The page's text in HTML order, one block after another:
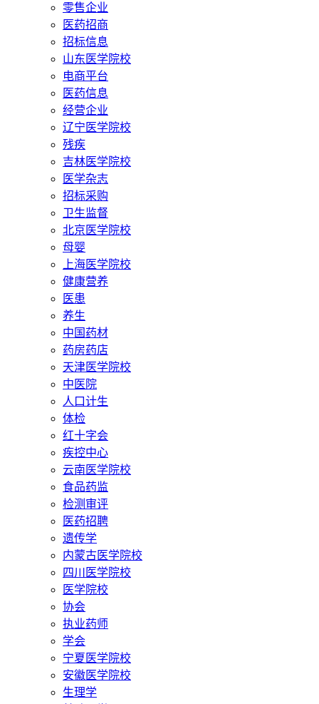
零售企业
医药招商
招标信息
山东医学院校
电商平台
医药信息
经营企业
辽宁医学院校
残疾
吉林医学院校
医学杂志
招标采购
卫生监督
北京医学院校
母婴
上海医学院校
健康营养
医患
养生
中国药材
药房药店
天津医学院校
中医院
人口计生
体检
红十字会
疾控中心
云南医学院校
食品药监
检测审评
医药招聘
遗传学
内蒙古医学院校
四川医学院校
医学院校
协会
执业药师
学会
宁夏医学院校
安徽医学院校
生理学